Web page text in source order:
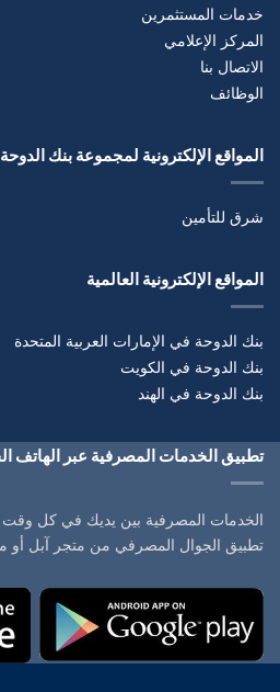
خدمات المستثمرين
المركز الإعلامي
الاتصال بنا
الوظائف
المواقع الإلكترونية لمجموعة بنك الدوحة
شرق للتأمين
المواقع الإلكترونية العالمية
بنك الدوحة في الإمارات العربية المتحدة
بنك الدوحة في الكويت
بنك الدوحة في الهند
تطبيق الخدمات المصرفية عبر الهاتف
الخدمات المصرفية بين يديك في كل
تطبيق الجوال المصرفي من متجر آبل أو